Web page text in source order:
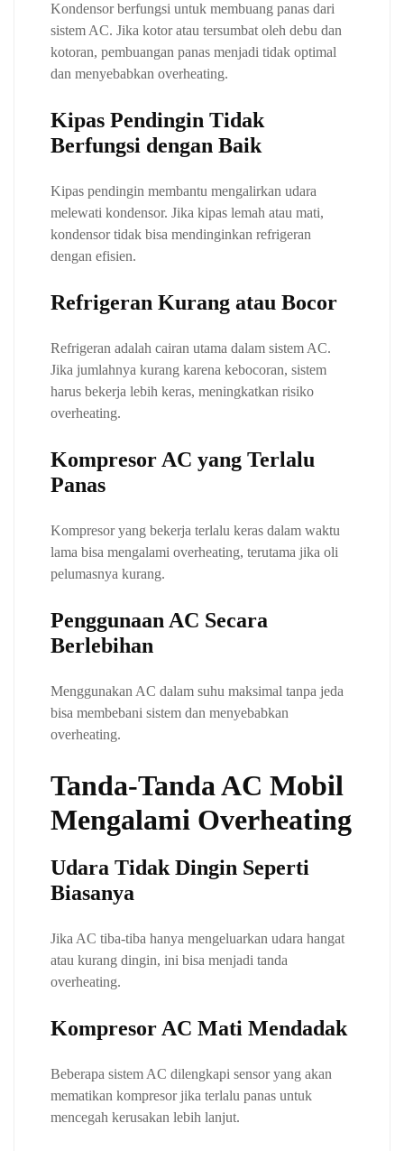
Kondensor berfungsi untuk membuang panas dari
sistem AC. Jika kotor atau tersumbat oleh debu dan
kotoran, pembuangan panas menjadi tidak optimal
dan menyebabkan overheating.
Kipas Pendingin Tidak
Berfungsi dengan Baik
Kipas pendingin membantu mengalirkan udara
melewati kondensor. Jika kipas lemah atau mati,
kondensor tidak bisa mendinginkan refrigeran
dengan efisien.
Refrigeran Kurang atau Bocor
Refrigeran adalah cairan utama dalam sistem AC.
Jika jumlahnya kurang karena kebocoran, sistem
harus bekerja lebih keras, meningkatkan risiko
overheating.
Kompresor AC yang Terlalu
Panas
Kompresor yang bekerja terlalu keras dalam waktu
lama bisa mengalami overheating, terutama jika oli
pelumasnya kurang.
Penggunaan AC Secara
Berlebihan
Menggunakan AC dalam suhu maksimal tanpa jeda
bisa membebani sistem dan menyebabkan
overheating.
Tanda-Tanda AC Mobil
Mengalami Overheating
Udara Tidak Dingin Seperti
Biasanya
Jika AC tiba-tiba hanya mengeluarkan udara hangat
atau kurang dingin, ini bisa menjadi tanda
overheating.
Kompresor AC Mati Mendadak
Beberapa sistem AC dilengkapi sensor yang akan
mematikan kompresor jika terlalu panas untuk
mencegah kerusakan lebih lanjut.